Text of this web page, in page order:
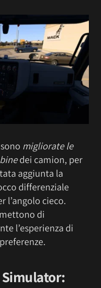
migliorate le
dei camion, per
aggiunta la
differenziale
l’angolo cieco.
di
l’esperienza di